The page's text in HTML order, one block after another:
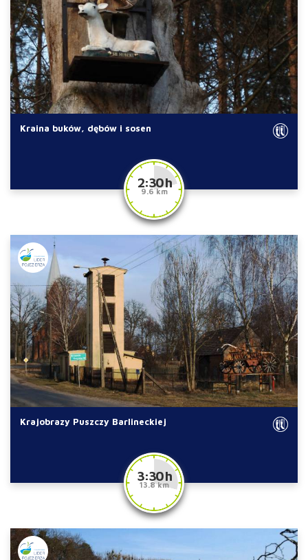
Kraina buków, dębów i sosen
2:30 h
9.6 km
Krajobrazy Puszczy Barlineckiej
3:30 h
13.8 km